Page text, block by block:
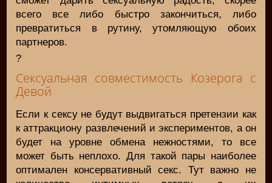
всего все либо быстро закончиться, либо
превратиться в рутину, утомляющую обоих
партнеров.
?
Сексуальная совместимость Козерога с
Девой
Если к сексу не будут выдвигаться претензии как
к аттракциону развлечений и экспериментов, а он
будет на уровне обмена нежностями, то все
может быть неплохо. Для такой пары наиболее
оптимален консервативный секс. Тут важно не